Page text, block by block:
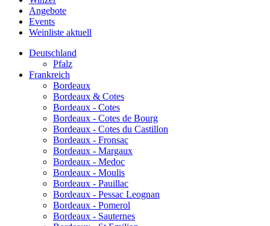
Angebote
Events
Weinliste aktuell
Deutschland
Pfalz
Frankreich
Bordeaux
Bordeaux & Cotes
Bordeaux - Cotes
Bordeaux - Cotes de Bourg
Bordeaux - Cotes du Castillon
Bordeaux - Fronsac
Bordeaux - Margaux
Bordeaux - Medoc
Bordeaux - Moulis
Bordeaux - Pauillac
Bordeaux - Pessac Leognan
Bordeaux - Pomerol
Bordeaux - Sauternes